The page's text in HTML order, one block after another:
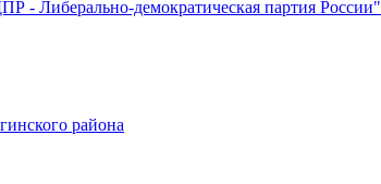
- Либерально-демократическая партия России"
района